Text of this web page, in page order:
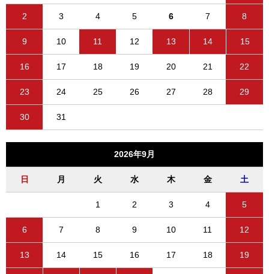
2 3 4 5 6 7 8
9 10 11 12 13 14 15
16 17 18 19 20 21 22
23 24 25 26 27 28 29
30 31
2026年9月
日 月 火 水 木 金 土
1 2 3 4 5
6 7 8 9 10 11 12
13 14 15 16 17 18 19